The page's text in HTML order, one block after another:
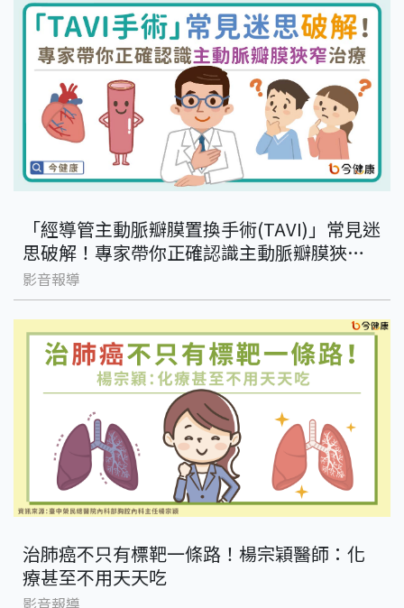
「經導管主動脈瓣膜置換手術(TAVI)」常見迷
思破解！專家帶你正確認識主動脈瓣膜狹窄
治療
影音報導
治肺癌不只有標靶一條路！楊宗穎醫師：化
療甚至不用天天吃